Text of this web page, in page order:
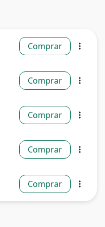
Comprar more_vert
Comprar more_vert
Comprar more_vert
Comprar more_vert
Comprar more_vert